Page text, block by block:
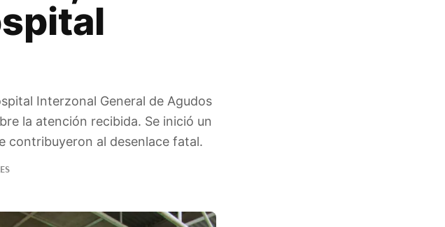
Interzonal General de Agudos
la atención recibida. Se inició un
contribuyeron al desenlace fatal.